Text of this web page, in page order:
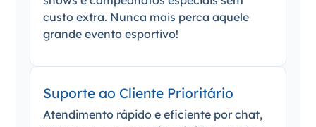
custo extra. Nunca mais perca aquele
grande evento esportivo!
Suporte ao Cliente Prioritário
Atendimento rápido e eficiente por chat,